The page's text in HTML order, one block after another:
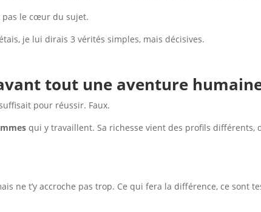
pas le cœur du sujet.
je lui dirais 3 vérités simples, mais décisives.
tout une aventure
pour réussir. Faux.
qui y travaillent. Sa richesse vient des profils différents,
ne t’y accroche pas trop. Ce qui fera la différence, ce sont